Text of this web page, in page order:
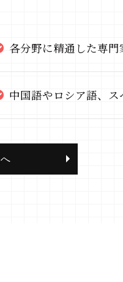
各分野に精通した専
中国語やロシア語、